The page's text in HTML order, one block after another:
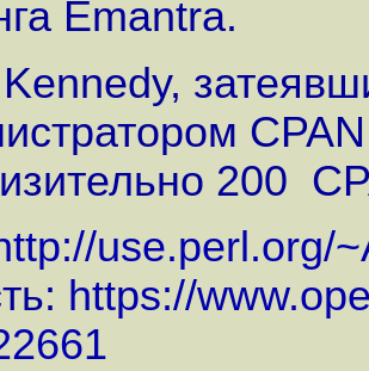
Emantra.
200
use.perl.org/
https://